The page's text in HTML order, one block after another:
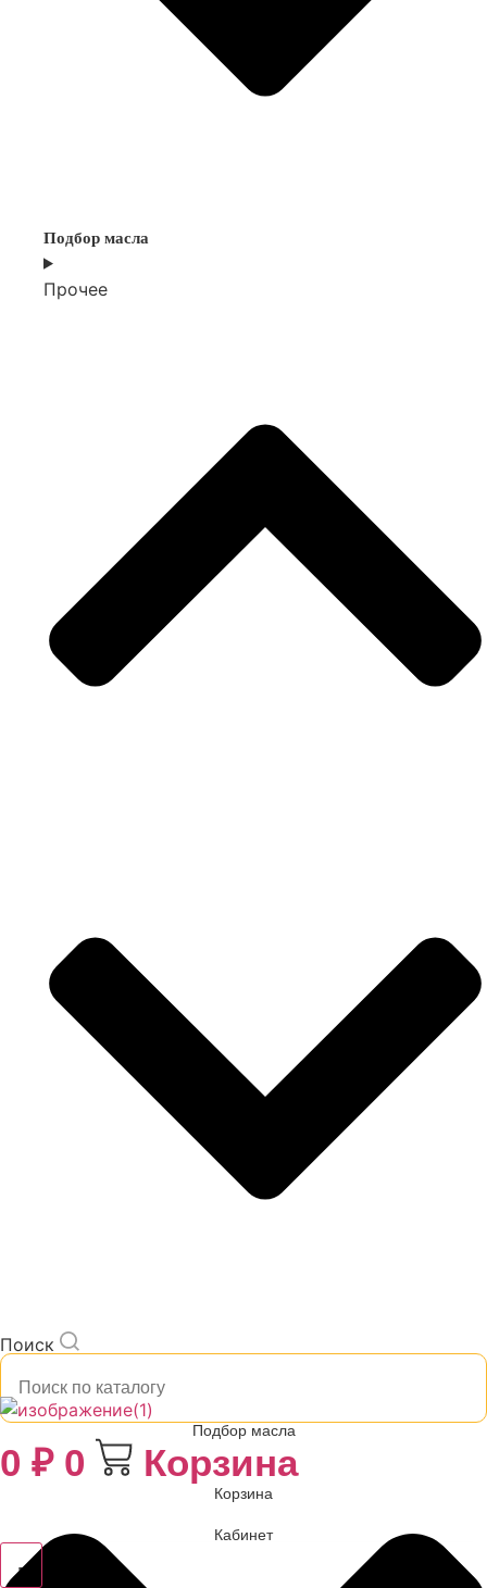
Подбор масла
Прочее
Поиск
Подбор масла
0 ₽ 0 Корзина
Корзина
Кабинет